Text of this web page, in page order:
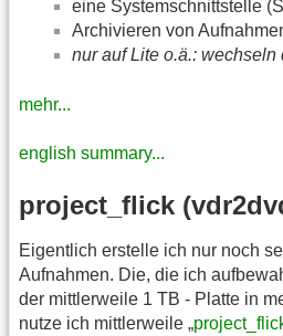
eine Systemschnittstelle
Archivieren von
nur auf Lite o.ä.:
mehr...
english summary...
project_flick
Eigentlich erstelle ich nur noch
Aufnahmen. Die, die ich
der mittlerweile 1 TB - Platte in
nutze ich mittlerweile „